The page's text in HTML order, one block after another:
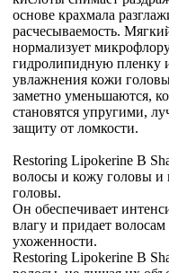
основе крахмала
расчесываемость.
нормализует
гидролипидную пленку
увлажнения кожи
заметно уменьшаются,
становятся упругими,
защиту от ломкости.
Restoring Lipokerine B
волосы и кожу головы и
головы.
Он обеспечивает
влагу и придает
ухоженности.
Restoring Lipokerine B